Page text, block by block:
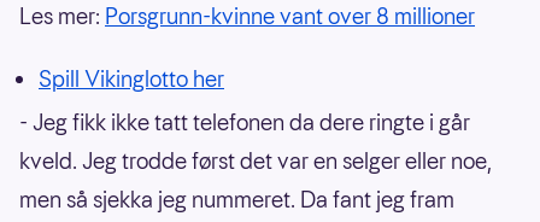
Les mer: Porsgrunn-kvinne vant over 8 millioner
Spill Vikinglotto her
- Jeg fikk ikke tatt telefonen da dere ringte i går
kveld. Jeg trodde først det var en selger eller noe,
men så sjekka jeg nummeret. Da fant jeg fram